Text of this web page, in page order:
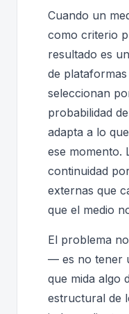
Cuando un
como criterio
resultado es
de
seleccionan
probabilidad
adapta a lo
ese momento.
continuidad
externas que
que el medio
El problema
— es no tener
que mida algo
estructural de